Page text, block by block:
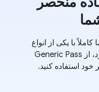
با یکی از انواع
پاس موجود ما مطابقت ندارد، از Generic Pass